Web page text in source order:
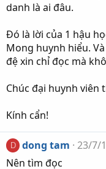
danh là ai đâu.
Đó là lời của 1 hậu
Mong huynh hiểu.
đệ xin chỉ đọc mà
Chúc đại huynh viên
Kính cẩn!
D dong tam
23/7/
Nên tìm đọc